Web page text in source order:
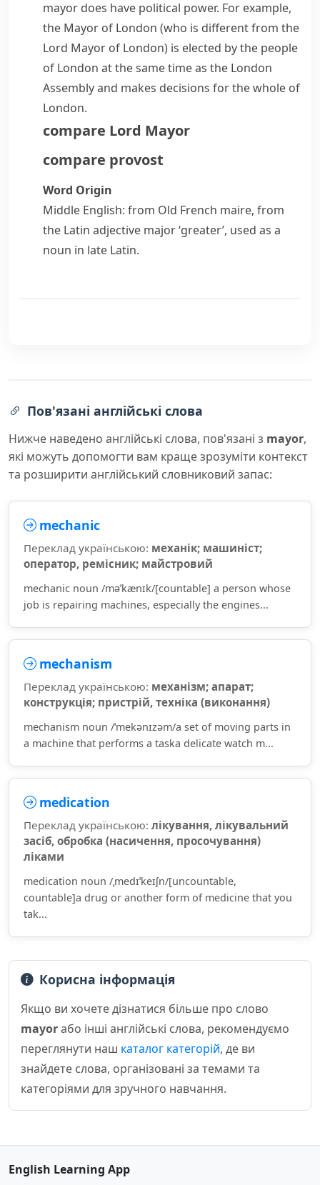
mayor does have political power. For example,
the Mayor of London (who is different from the
Lord Mayor of London) is elected by the people
of London at the same time as the London
Assemblyand makes decisions for the whole of
London.
compare Lord Mayor
compare provost
Word Origin
Middle English: from Old French maire, from
the Latin adjective major‘greater’, used as a
noun in late Latin.
Пов'язані англійські слова
Нижче наведено англійські слова, пов'язані з mayor,
які можуть допомогти вам краще зрозуміти контекст
та розширити англійський словниковий запас:
mechanic
Переклад українською: механік; машиніст;
оператор, ремісник; майстровий
mechanic noun /məˈkænɪk/[countable] a person whose
job is repairing machines, especially the engines...
mechanism
Переклад українською: механізм; апарат;
конструкція; пристрій, техніка (виконання)
mechanism noun /ˈmekənɪzəm/a set of moving parts in
a machine that performs a taska delicate watch m...
medication
Переклад українською: лікування, лікувальний
засіб, обробка (насичення, просочування)
ліками
medication noun /ˌmedɪˈkeɪʃn/[uncountable,
countable]a drug or another form of medicine that you
tak...
Корисна інформація
Якщо ви хочете дізнатися більше про слово
mayorабо інші англійські слова, рекомендуємо
переглянути наш каталог категорій, де ви
знайдете слова, організовані за темами та
категоріями для зручного навчання.
English Learning App